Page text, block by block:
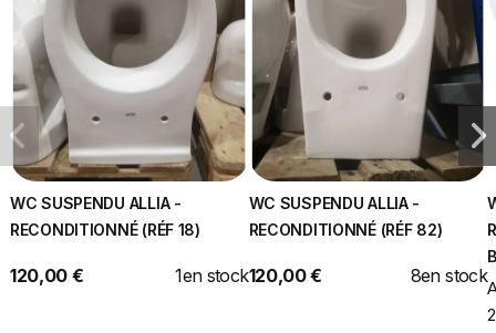
WC SUSPENDU ALLIA -
RECONDITIONNÉ (RÉF 18)
120,00 € 1en stock
WC SUSPENDU ALLIA -
RECONDITIONNÉ (RÉF 82)
120,00 € 8en stock